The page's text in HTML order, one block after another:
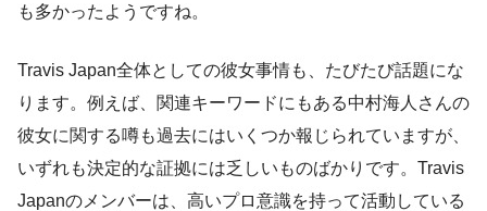
も多かったようですね。
Travis Japan全体としての彼女事情も、たびたび話題にな
ります。例えば、関連キーワードにもある中村海人さんの
彼女に関する噂も過去にはいくつか報じられていますが、
いずれも決定的な証拠には乏しいものばかりです。Travis
Japanのメンバーは、高いプロ意識を持って活動している